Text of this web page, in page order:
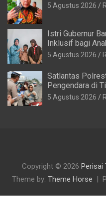
5 Agustus 2026
Istri Gubernur
Inklusif bagi
5 Agustus 2026
Satlantas
Pengendara di
5 Agustus 2026
Copyright © 2026 Perisai
Theme by: Theme Horse